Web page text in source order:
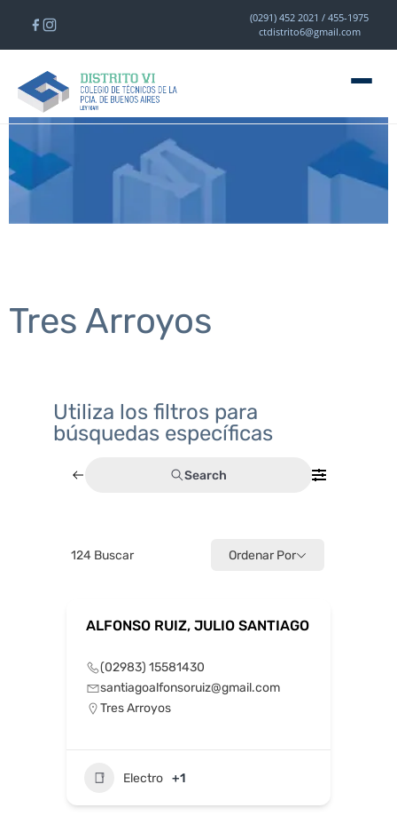
(0291) 452 2021 / 455-1975
ctdistrito6@gmail.com
Tres Arroyos
Utiliza los filtros para
búsquedas específicas
Search
124 Buscar Ordenar Por
ALFONSO RUIZ, JULIO SANTIAGO
(02983) 15581430
santiagoalfonsoruiz@gmail.com
Tres Arroyos
Electro +1